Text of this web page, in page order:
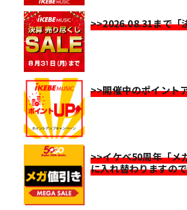
>>2026.08.31まで「
>>開催中のポイント
>>イケベ50周年「メ
に入れ替わりますの